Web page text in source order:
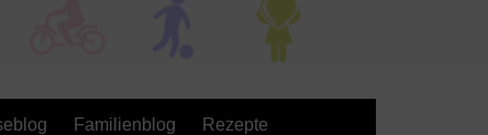
Familienblog Rezepte